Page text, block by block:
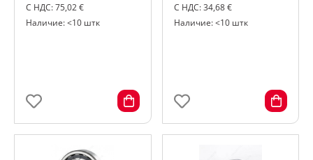
С НДС: 75,02 €
Наличие: <10 штк
С НДС: 34,68 €
Наличие: <10 штк